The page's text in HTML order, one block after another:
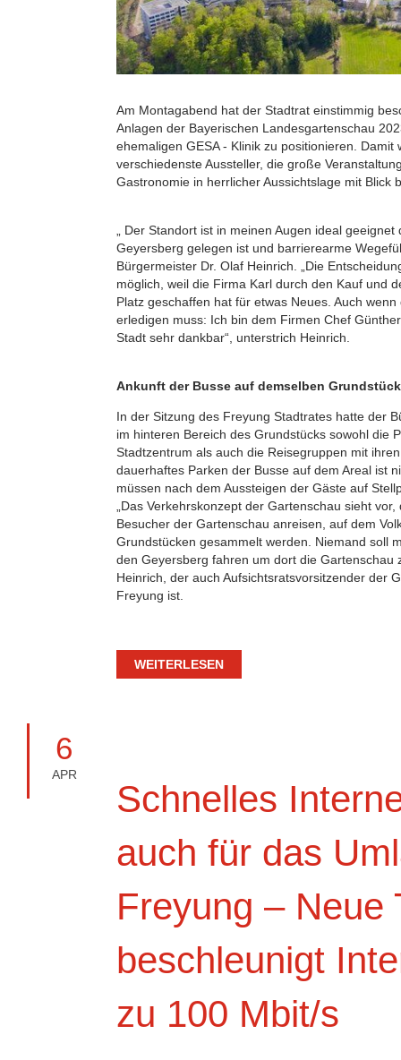
Am Montagabend hat der Stadtrat einstimmig
Anlagen der Bayerischen Landesgartenschau
ehemaligen GESA - Klinik zu positionieren. Damit
verschiedenste Aussteller, die große
Gastronomie in herrlicher Aussichtslage mit Blick
„ Der Standort ist in meinen Augen ideal
Geyersberg gelegen ist und barrierearme
Bürgermeister Dr. Olaf Heinrich. „Die
möglich, weil die Firma Karl durch den Kauf und
Platz geschaffen hat für etwas Neues. Auch
erledigen muss: Ich bin dem Firmen Chef
Stadt sehr dankbar“, unterstrich Heinrich.
Ankunft der Busse auf demselben Grundstück
In der Sitzung des Freyung Stadtrates hatte der
im hinteren Bereich des Grundstücks sowohl die
Stadtzentrum als auch die Reisegruppen mit
dauerhaftes Parken der Busse auf dem Areal ist
müssen nach dem Aussteigen der Gäste auf
„Das Verkehrskonzept der Gartenschau sieht
Besucher der Gartenschau anreisen, auf dem
Grundstücken gesammelt werden. Niemand soll
den Geyersberg fahren um dort die Gartenschau
Heinrich, der auch Aufsichtsratsvorsitzender der
Freyung ist.
WEITERLESEN
6
APR
Schnelles
auch für das
Freyung – Neue
beschleunigt
zu 100 Mbit/s